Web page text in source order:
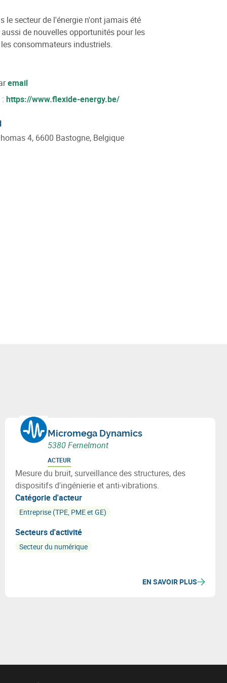
le secteur de l'énergie n'ont jamais été
de nouvelles opportunités pour les
consommateurs industriels.
email
https://www.flexide-energy.be/
4, 6600 Bastogne, Belgique
Micromega Dynamics
5380 Fernelmont
ACTEUR
Mesure du bruit, surveillance des structures, des
dispositifs d'ingénierie et anti-vibrations.
Catégorie d'acteur
Entreprise (TPE, PME et GE)
Secteurs d'activité
Secteur du numérique
EN SAVOIR PLUS